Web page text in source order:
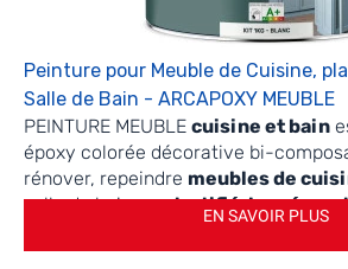
Peinture pour Meuble de Cuisine,
Salle de Bain - ARCAPOXY MEUBLE
PEINTURE MEUBLE cuisine et bain
époxy colorée décorative bi-
rénover, repeindre meubles de
salle de bain enstratifié, laqué,
formica
. Cette
recommandée commepeinture
EN SAVOIR PLUS